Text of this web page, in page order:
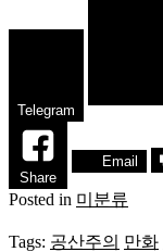
Telegram
Share
Email
Posted in 미분류
Tags: 공산주의 만화